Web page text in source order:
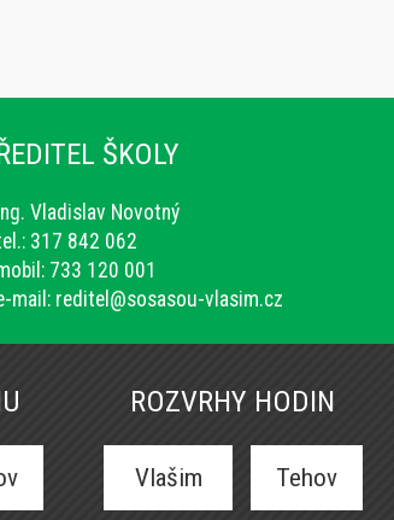
ŠKOLY
Ing. Vladislav Novotný
317 842 062
733 120 001
mail: reditel@sosasou-vlasim.cz
ROZVRHY HODIN
Vlašim Tehov